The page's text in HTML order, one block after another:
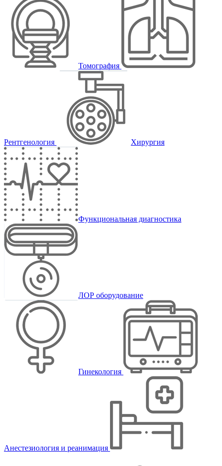
Томография
Рентгенология Хирургия
Функциональная диагностика
ЛОР оборудование
Гинекология
Анестезиология и реанимация